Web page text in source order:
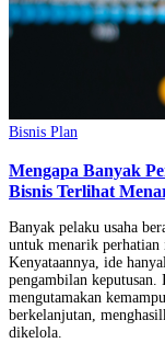
Bisnis Plan
Mengapa Banyak
Bisnis Terlihat
Banyak pelaku usaha
untuk menarik perhatian
Kenyataannya, ide
pengambilan keputusan.
mengutamakan
berkelanjutan,
dikelola.